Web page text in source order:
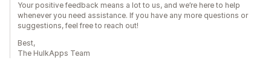
Your positive feedback means a lot to us, and we’re here to help
whenever you need assistance. If you have any more questions or
suggestions, feel free to reach out!
Best,
The HulkApps Team